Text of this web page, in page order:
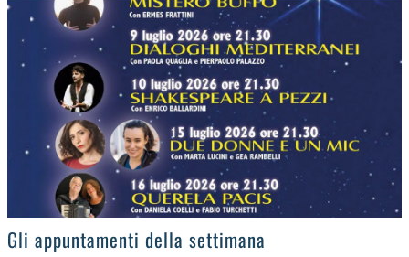
>
Gli appuntamenti della settimana